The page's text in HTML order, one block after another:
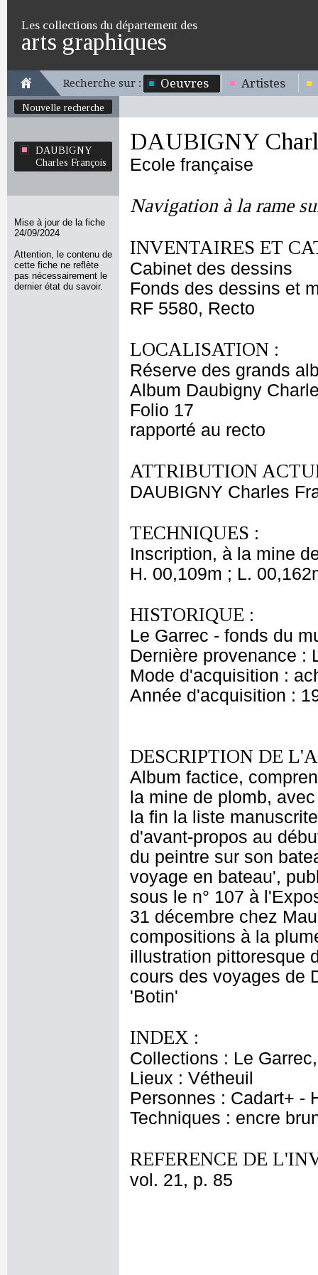
Les collections du département des
arts graphiques
Recherche sur : Oeuvres Artistes
Nouvelle recherche
DAUBIGNY
Charles François
Mise à jour de la fiche
24/09/2024
Attention, le contenu de
cette fiche ne reflète
pas nécessairement le
dernier état du savoir.
DAUBIGNY
Ecole française
Navigation à la rame
INVENTAIRES ET
Cabinet des dessins
Fonds des dessins et
RF 5580, Recto
LOCALISATION :
Réserve des grands
Album Daubigny
Folio 17
rapporté au recto
ATTRIBUTION
DAUBIGNY Charles
TECHNIQUES :
Inscription, à la mine
H. 00,109m ; L.
HISTORIQUE :
Le Garrec - fonds du
Dernière provenance :
Mode d'acquisition :
Année d'acquisition :
DESCRIPTION DE
Album factice,
la mine de plomb,
la fin la liste
d'avant-propos au
du peintre sur son
voyage en bateau',
sous le n° 107 à
31 décembre chez
compositions à la
illustration pittoresque
cours des voyages de
'Botin'
INDEX :
Collections : Le
Lieux : Vétheuil
Personnes : Cadart+ -
Techniques : encre
REFERENCE DE
vol. 21, p. 85